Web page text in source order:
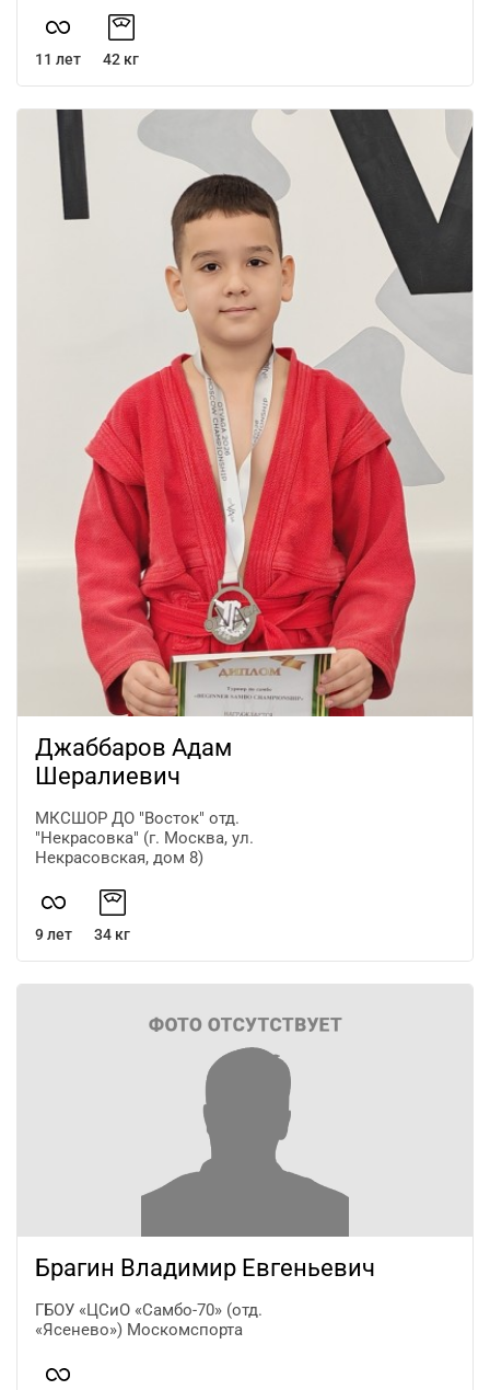
11 лет 42 кг
Джаббаров Адам
Шералиевич
МКСШОР ДО "Восток" отд.
"Некрасовка" (г. Москва, ул.
Некрасовская, дом 8)
9 лет 34 кг
Брагин Владимир Евгеньевич
ГБОУ «ЦСиО «Самбо-70» (отд.
«Ясенево») Москомспорта